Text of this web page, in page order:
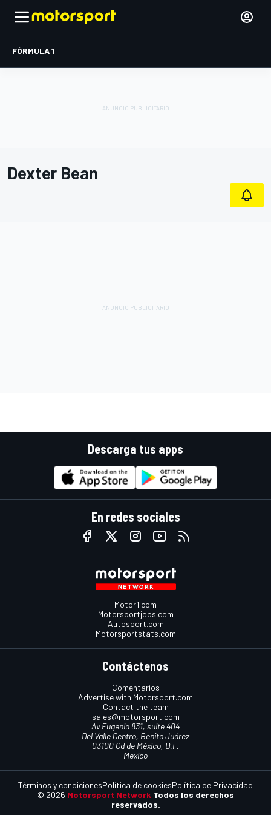
FÓRMULA 1
Dexter Bean
Descarga tus apps
En redes sociales
Motor1.com
Motorsportjobs.com
Autosport.com
Motorsportstats.com
Contáctenos
Comentarios
Advertise with Motorsport.com
Contact the team
sales@motorsport.com
Av Eugenia 831, suite 404
Del Valle Centro, Benito Juárez
03100 Cd de México, D.F.
Mexico
© 2026 Motorsport Network Todos los derechos
reservados.
Términos y condicionesPolítica de cookiesPolítica de Privacidad